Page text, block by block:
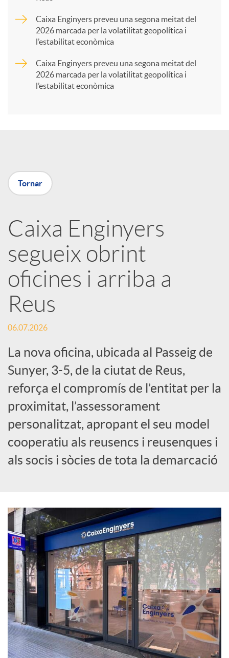
t
X
a
r
x
e
s
S
o
c
a
l
s
Caixa Enginyers preveu una segona meitat del
2026 marcada per la volatilitat geopolítica i
l’estabilitat econòmica
Caixa Enginyers preveu una segona meitat del
2026 marcada per la volatilitat geopolítica i
l’estabilitat econòmica
Tornar
Caixa Enginyers
segueix obrint
oficines i arriba a
Reus
06.07.2026
La nova oficina, ubicada al Passeig de
Sunyer, 3-5, de la ciutat de Reus,
reforça el compromís de l’entitat per la
proximitat, l’assessorament
personalitzat, apropant el seu model
cooperatiu als reusencs i reusenques i
als socis i sòcies de tota la demarcació